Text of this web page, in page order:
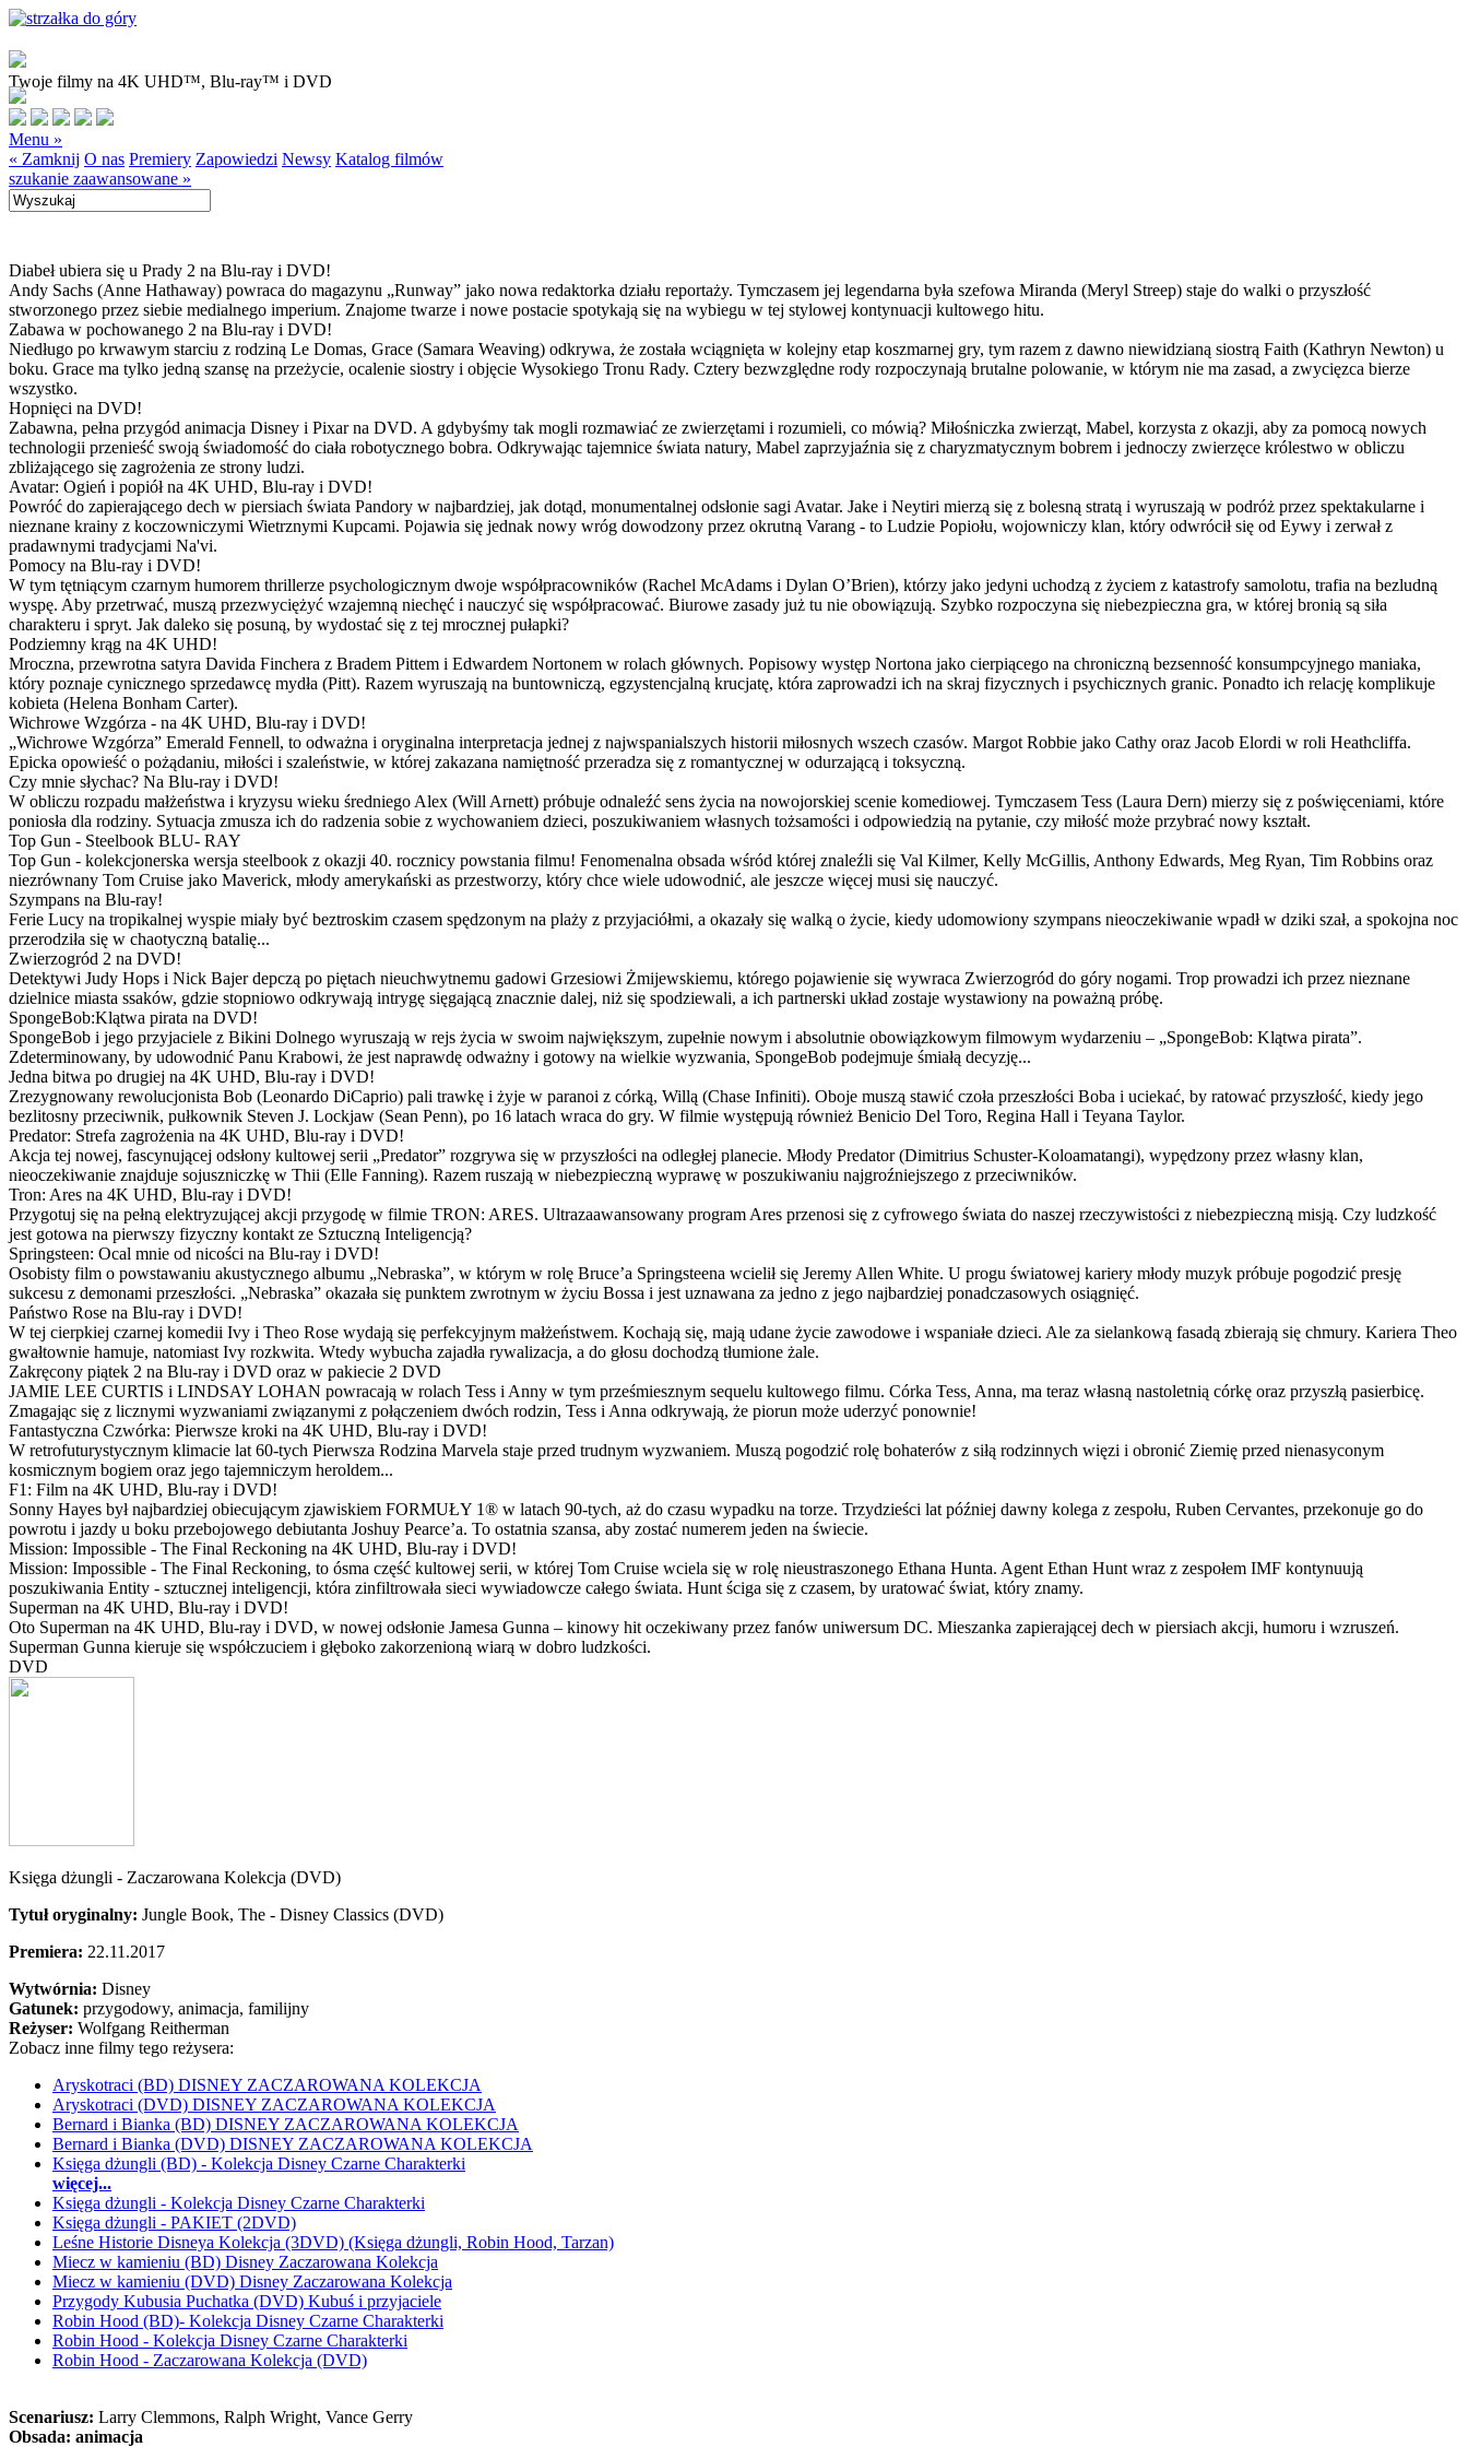
Twoje filmy na 4K UHD™, Blu-ray™ i DVD
Menu »
« Zamknij O nas Premiery Zapowiedzi Newsy Katalog filmów
szukanie zaawansowane »
Diabeł ubiera się u Prady 2 na Blu-ray i DVD!
Andy Sachs (Anne Hathaway) powraca do magazynu „Runway” jako nowa redaktorka działu reportaży. Tymczasem jej legendarna była szefowa Miranda (Meryl Streep) staje do walki o przyszłość
stworzonego przez siebie medialnego imperium. Znajome twarze i nowe postacie spotykają się na wybiegu w tej stylowej kontynuacji kultowego hitu.
Zabawa w pochowanego 2 na Blu-ray i DVD!
Niedługo po krwawym starciu z rodziną Le Domas, Grace (Samara Weaving) odkrywa, że została wciągnięta w kolejny etap koszmarnej gry, tym razem z dawno niewidzianą siostrą Faith (Kathryn Newton) u
boku. Grace ma tylko jedną szansę na przeżycie, ocalenie siostry i objęcie Wysokiego Tronu Rady. Cztery bezwzględne rody rozpoczynają brutalne polowanie, w którym nie ma zasad, a zwycięzca bierze
wszystko.
Hopnięci na DVD!
Zabawna, pełna przygód animacja Disney i Pixar na DVD. A gdybyśmy tak mogli rozmawiać ze zwierzętami i rozumieli, co mówią? Miłośniczka zwierząt, Mabel, korzysta z okazji, aby za pomocą nowych
technologii przenieść swoją świadomość do ciała robotycznego bobra. Odkrywając tajemnice świata natury, Mabel zaprzyjaźnia się z charyzmatycznym bobrem i jednoczy zwierzęce królestwo w obliczu
zbliżającego się zagrożenia ze strony ludzi.
Avatar: Ogień i popiół na 4K UHD, Blu-ray i DVD!
Powróć do zapierającego dech w piersiach świata Pandory w najbardziej, jak dotąd, monumentalnej odsłonie sagi Avatar. Jake i Neytiri mierzą się z bolesną stratą i wyruszają w podróż przez spektakularne i
nieznane krainy z koczowniczymi Wietrznymi Kupcami. Pojawia się jednak nowy wróg dowodzony przez okrutną Varang - to Ludzie Popiołu, wojowniczy klan, który odwrócił się od Eywy i zerwał z
pradawnymi tradycjami Na'vi.
Pomocy na Blu-ray i DVD!
W tym tętniącym czarnym humorem thrillerze psychologicznym dwoje współpracowników (Rachel McAdams i Dylan O’Brien), którzy jako jedyni uchodzą z życiem z katastrofy samolotu, trafia na bezludną
wyspę. Aby przetrwać, muszą przezwyciężyć wzajemną niechęć i nauczyć się współpracować. Biurowe zasady już tu nie obowiązują. Szybko rozpoczyna się niebezpieczna gra, w której bronią są siła
charakteru i spryt. Jak daleko się posuną, by wydostać się z tej mrocznej pułapki?
Podziemny krąg na 4K UHD!
Mroczna, przewrotna satyra Davida Finchera z Bradem Pittem i Edwardem Nortonem w rolach głównych. Popisowy występ Nortona jako cierpiącego na chroniczną bezsenność konsumpcyjnego maniaka,
który poznaje cynicznego sprzedawcę mydła (Pitt). Razem wyruszają na buntowniczą, egzystencjalną krucjatę, która zaprowadzi ich na skraj fizycznych i psychicznych granic. Ponadto ich relację komplikuje
kobieta (Helena Bonham Carter).
Wichrowe Wzgórza - na 4K UHD, Blu-ray i DVD!
„Wichrowe Wzgórza” Emerald Fennell, to odważna i oryginalna interpretacja jednej z najwspanialszych historii miłosnych wszech czasów. Margot Robbie jako Cathy oraz Jacob Elordi w roli Heathcliffa.
Epicka opowieść o pożądaniu, miłości i szaleństwie, w której zakazana namiętność przeradza się z romantycznej w odurzającą i toksyczną.
Czy mnie słychac? Na Blu-ray i DVD!
W obliczu rozpadu małżeństwa i kryzysu wieku średniego Alex (Will Arnett) próbuje odnaleźć sens życia na nowojorskiej scenie komediowej. Tymczasem Tess (Laura Dern) mierzy się z poświęceniami, które
poniosła dla rodziny. Sytuacja zmusza ich do radzenia sobie z wychowaniem dzieci, poszukiwaniem własnych tożsamości i odpowiedzią na pytanie, czy miłość może przybrać nowy kształt.
Top Gun - Steelbook BLU- RAY
Top Gun - kolekcjonerska wersja steelbook z okazji 40. rocznicy powstania filmu! Fenomenalna obsada wśród której znaleźli się Val Kilmer, Kelly McGillis, Anthony Edwards, Meg Ryan, Tim Robbins oraz
niezrównany Tom Cruise jako Maverick, młody amerykański as przestworzy, który chce wiele udowodnić, ale jeszcze więcej musi się nauczyć.
Szympans na Blu-ray!
Ferie Lucy na tropikalnej wyspie miały być beztroskim czasem spędzonym na plaży z przyjaciółmi, a okazały się walką o życie, kiedy udomowiony szympans nieoczekiwanie wpadł w dziki szał, a spokojna noc
przerodziła się w chaotyczną batalię...
Zwierzogród 2 na DVD!
Detektywi Judy Hops i Nick Bajer depczą po piętach nieuchwytnemu gadowi Grzesiowi Żmijewskiemu, którego pojawienie się wywraca Zwierzogród do góry nogami. Trop prowadzi ich przez nieznane
dzielnice miasta ssaków, gdzie stopniowo odkrywają intrygę sięgającą znacznie dalej, niż się spodziewali, a ich partnerski układ zostaje wystawiony na poważną próbę.
SpongeBob:Klątwa pirata na DVD!
SpongeBob i jego przyjaciele z Bikini Dolnego wyruszają w rejs życia w swoim największym, zupełnie nowym i absolutnie obowiązkowym filmowym wydarzeniu – „SpongeBob: Klątwa pirata”.
Zdeterminowany, by udowodnić Panu Krabowi, że jest naprawdę odważny i gotowy na wielkie wyzwania, SpongeBob podejmuje śmiałą decyzję...
Jedna bitwa po drugiej na 4K UHD, Blu-ray i DVD!
Zrezygnowany rewolucjonista Bob (Leonardo DiCaprio) pali trawkę i żyje w paranoi z córką, Willą (Chase Infiniti). Oboje muszą stawić czoła przeszłości Boba i uciekać, by ratować przyszłość, kiedy jego
bezlitosny przeciwnik, pułkownik Steven J. Lockjaw (Sean Penn), po 16 latach wraca do gry. W filmie występują również Benicio Del Toro, Regina Hall i Teyana Taylor.
Predator: Strefa zagrożenia na 4K UHD, Blu-ray i DVD!
Akcja tej nowej, fascynującej odsłony kultowej serii „Predator” rozgrywa się w przyszłości na odległej planecie. Młody Predator (Dimitrius Schuster-Koloamatangi), wypędzony przez własny klan,
nieoczekiwanie znajduje sojuszniczkę w Thii (Elle Fanning). Razem ruszają w niebezpieczną wyprawę w poszukiwaniu najgroźniejszego z przeciwników.
Tron: Ares na 4K UHD, Blu-ray i DVD!
Przygotuj się na pełną elektryzującej akcji przygodę w filmie TRON: ARES. Ultrazaawansowany program Ares przenosi się z cyfrowego świata do naszej rzeczywistości z niebezpieczną misją. Czy ludzkość
jest gotowa na pierwszy fizyczny kontakt ze Sztuczną Inteligencją?
Springsteen: Ocal mnie od nicości na Blu-ray i DVD!
Osobisty film o powstawaniu akustycznego albumu „Nebraska”, w którym w rolę Bruce’a Springsteena wcielił się Jeremy Allen White. U progu światowej kariery młody muzyk próbuje pogodzić presję
sukcesu z demonami przeszłości. „Nebraska” okazała się punktem zwrotnym w życiu Bossa i jest uznawana za jedno z jego najbardziej ponadczasowych osiągnięć.
Państwo Rose na Blu-ray i DVD!
W tej cierpkiej czarnej komedii Ivy i Theo Rose wydają się perfekcyjnym małżeństwem. Kochają się, mają udane życie zawodowe i wspaniałe dzieci. Ale za sielankową fasadą zbierają się chmury. Kariera Theo
gwałtownie hamuje, natomiast Ivy rozkwita. Wtedy wybucha zajadła rywalizacja, a do głosu dochodzą tłumione żale.
Zakręcony piątek 2 na Blu-ray i DVD oraz w pakiecie 2 DVD
JAMIE LEE CURTIS i LINDSAY LOHAN powracają w rolach Tess i Anny w tym prześmiesznym sequelu kultowego filmu. Córka Tess, Anna, ma teraz własną nastoletnią córkę oraz przyszłą pasierbicę.
Zmagając się z licznymi wyzwaniami związanymi z połączeniem dwóch rodzin, Tess i Anna odkrywają, że piorun może uderzyć ponownie!
Fantastyczna Czwórka: Pierwsze kroki na 4K UHD, Blu-ray i DVD!
W retrofuturystycznym klimacie lat 60-tych Pierwsza Rodzina Marvela staje przed trudnym wyzwaniem. Muszą pogodzić rolę bohaterów z siłą rodzinnych więzi i obronić Ziemię przed nienasyconym
kosmicznym bogiem oraz jego tajemniczym heroldem...
F1: Film na 4K UHD, Blu-ray i DVD!
Sonny Hayes był najbardziej obiecującym zjawiskiem FORMUŁY 1® w latach 90-tych, aż do czasu wypadku na torze. Trzydzieści lat później dawny kolega z zespołu, Ruben Cervantes, przekonuje go do
powrotu i jazdy u boku przebojowego debiutanta Joshuy Pearce’a. To ostatnia szansa, aby zostać numerem jeden na świecie.
Mission: Impossible - The Final Reckoning na 4K UHD, Blu-ray i DVD!
Mission: Impossible - The Final Reckoning, to ósma część kultowej serii, w której Tom Cruise wciela się w rolę nieustraszonego Ethana Hunta. Agent Ethan Hunt wraz z zespołem IMF kontynuują
poszukiwania Entity - sztucznej inteligencji, która zinfiltrowała sieci wywiadowcze całego świata. Hunt ściga się z czasem, by uratować świat, który znamy.
Superman na 4K UHD, Blu-ray i DVD!
Oto Superman na 4K UHD, Blu-ray i DVD, w nowej odsłonie Jamesa Gunna – kinowy hit oczekiwany przez fanów uniwersum DC. Mieszanka zapierającej dech w piersiach akcji, humoru i wzruszeń.
Superman Gunna kieruje się współczuciem i głęboko zakorzenioną wiarą w dobro ludzkości.
DVD
Księga dżungli - Zaczarowana Kolekcja (DVD)
Tytuł oryginalny: Jungle Book, The - Disney Classics (DVD)
Premiera: 22.11.2017
Wytwórnia: Disney
Gatunek: przygodowy, animacja, familijny
Reżyser: Wolfgang Reitherman
Zobacz inne filmy tego reżysera:
Aryskotraci (BD) DISNEY ZACZAROWANA KOLEKCJA
Aryskotraci (DVD) DISNEY ZACZAROWANA KOLEKCJA
Bernard i Bianka (BD) DISNEY ZACZAROWANA KOLEKCJA
Bernard i Bianka (DVD) DISNEY ZACZAROWANA KOLEKCJA
Księga dżungli (BD) - Kolekcja Disney Czarne Charakterki
więcej...
Księga dżungli - Kolekcja Disney Czarne Charakterki
Księga dżungli - PAKIET (2DVD)
Leśne Historie Disneya Kolekcja (3DVD) (Księga dżungli, Robin Hood, Tarzan)
Miecz w kamieniu (BD) Disney Zaczarowana Kolekcja
Miecz w kamieniu (DVD) Disney Zaczarowana Kolekcja
Przygody Kubusia Puchatka (DVD) Kubuś i przyjaciele
Robin Hood (BD)- Kolekcja Disney Czarne Charakterki
Robin Hood - Kolekcja Disney Czarne Charakterki
Robin Hood - Zaczarowana Kolekcja (DVD)
Scenariusz: Larry Clemmons, Ralph Wright, Vance Gerry
Obsada: animacja